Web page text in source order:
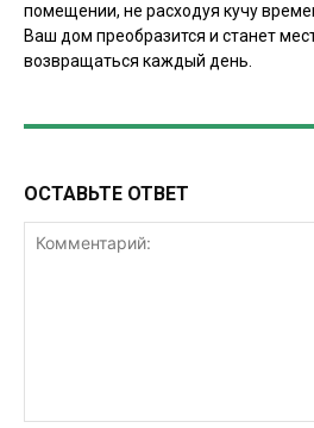
помещении, не расходуя кучу
Ваш дом преобразится и станет
возвращаться каждый день.
ОСТАВЬТЕ ОТВЕТ